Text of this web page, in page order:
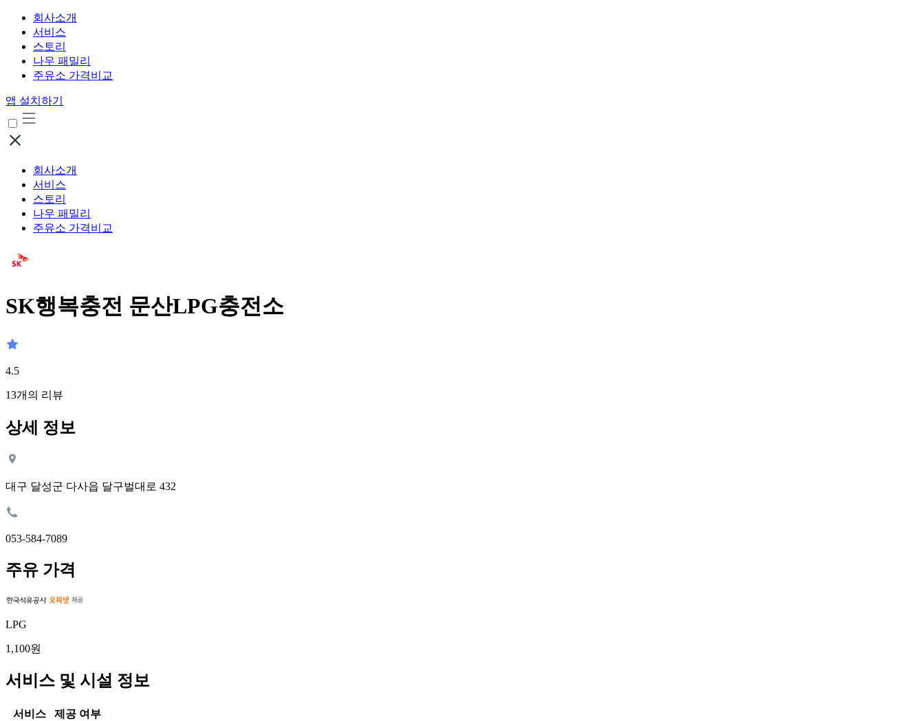
회사소개
서비스
스토리
나우 패밀리
주유소 가격비교
앱 설치하기
회사소개
서비스
스토리
나우 패밀리
주유소 가격비교
SK행복충전 문산LPG충전소
4.5
13개의 리뷰
상세 정보
대구 달성군 다사읍 달구벌대로 432
053-584-7089
주유 가격
LPG
1,100원
서비스 및 시설 정보
서비스 제공 여부